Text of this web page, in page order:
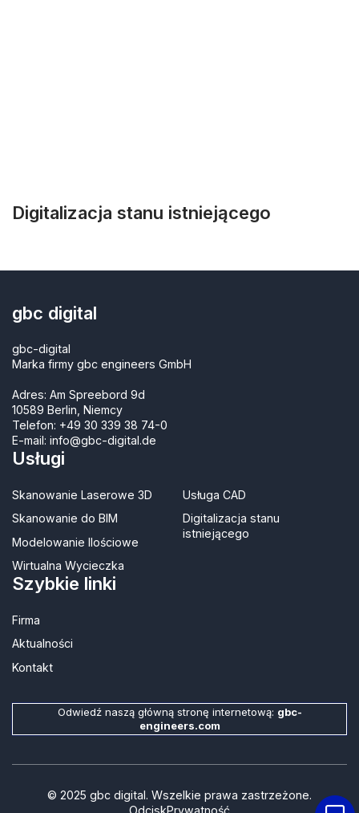
Digitalizacja stanu istniejącego
gbc digital
gbc-digital
Marka firmy gbc engineers GmbH
Adres: Am Spreebord 9d
10589 Berlin, Niemcy
Telefon: +49 30 339 38 74-0
E-mail: info@gbc-digital.de
Usługi
Skanowanie Laserowe 3D
Skanowanie do BIM
Modelowanie Ilościowe
Wirtualna Wycieczka
Usługa CAD
Digitalizacja stanu
istniejącego
Szybkie linki
Firma
Aktualności
Kontakt​
Odwiedź naszą główną stronę internetową: gbc-
engineers.com
© 2025 gbc digital. Wszelkie prawa zastrzeżone.